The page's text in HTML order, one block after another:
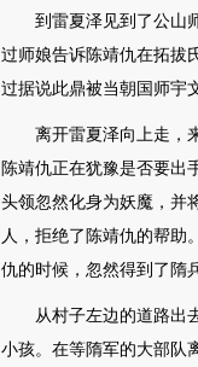
到雷夏泽见到了公山
过师娘告诉陈靖仇在拓拔
过据说此鼎被当朝国师宇
离开雷夏泽向上走，
陈靖仇正在犹豫是否要出
头领忽然化身为妖魔，并
人，拒绝了陈靖仇的帮助
仇的时候，忽然得到了隋
从村子左边的道路出
小孩。在等隋军的大部队